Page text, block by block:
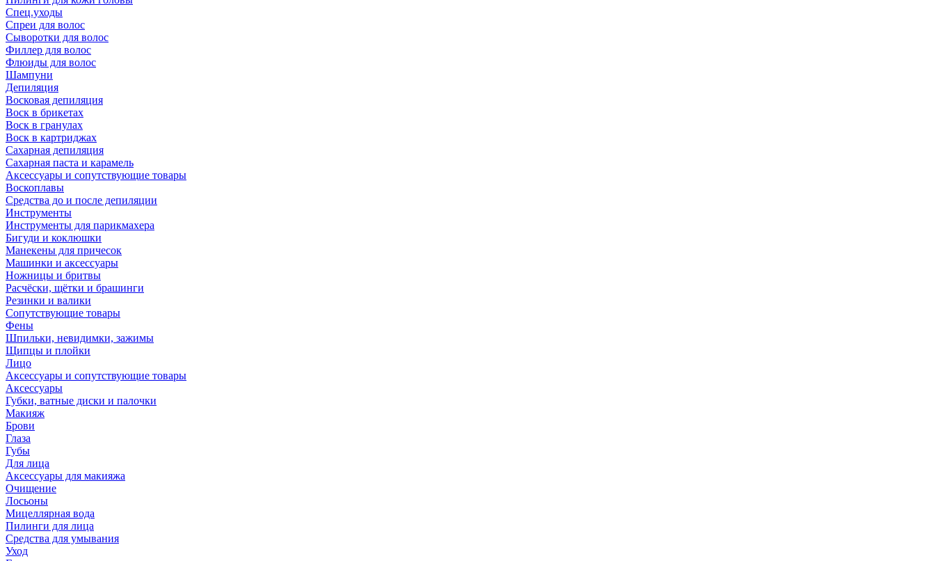
Спец.уходы
Спреи для волос
Сыворотки для волос
Филлер для волос
Флюиды для волос
Шампуни
Депиляция
Восковая депиляция
Воск в брикетах
Воск в гранулах
Воск в картриджах
Сахарная депиляция
Сахарная паста и карамель
Аксессуары и сопутствующие товары
Воскоплавы
Средства до и после депиляции
Инструменты
Инструменты для парикмахера
Бигуди и коклюшки
Манекены для причесок
Машинки и аксессуары
Ножницы и бритвы
Расчёски, щётки и брашинги
Резинки и валики
Сопутствующие товары
Фены
Шпильки, невидимки, зажимы
Щипцы и плойки
Лицо
Аксессуары и сопутствующие товары
Аксессуары
Губки, ватные диски и палочки
Макияж
Брови
Глаза
Губы
Для лица
Аксессуары для макияжа
Очищение
Лосьоны
Мицеллярная вода
Пилинги для лица
Средства для умывания
Уход